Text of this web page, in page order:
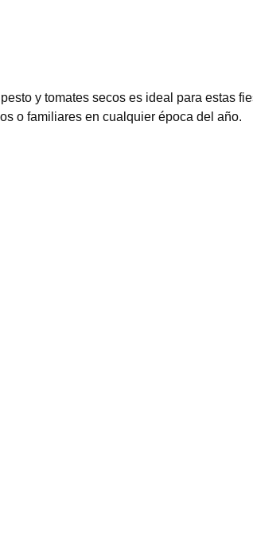
y tomates secos es ideal para estas
o familiares en cualquier época del año.